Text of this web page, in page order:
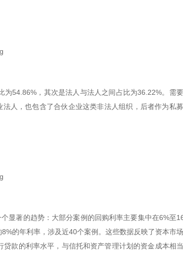
54.86%，其次是法人与法人之间占比为36.22%。需
人，也包含了合伙企业这类非法人组织，后者作为私
显著的趋势：大部分案例的回购利率主要集中在6%至
的年利率，涉及近40个案例。这些数据反映了资本市
款的利率水平，与信托和资产管理计划的资金成本相